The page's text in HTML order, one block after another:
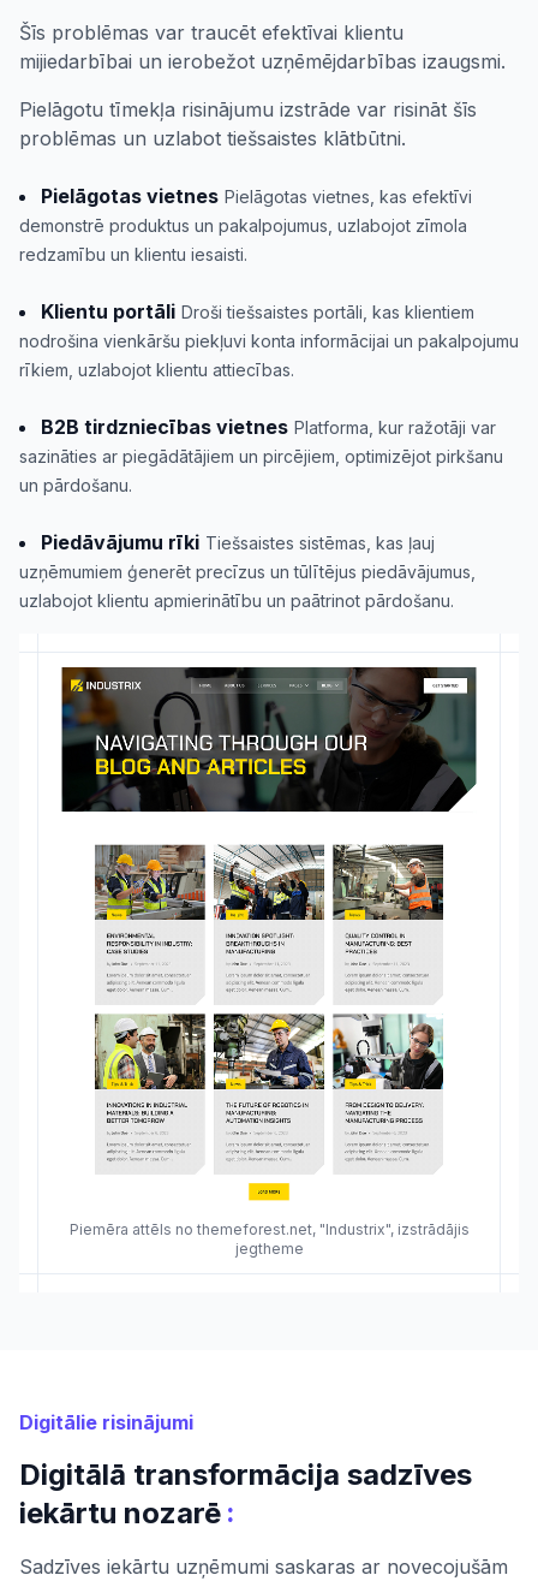
Piemēra attēls no themeforest.net, "Industrix", izstrādājis
jegtheme
Šīs problēmas var traucēt efektīvai klientu
mijiedarbībai un ierobežot uzņēmējdarbības izaugsmi.
Pielāgotu tīmekļa risinājumu izstrāde var risināt šīs
problēmas un uzlabot tiešsaistes klātbūtni.
Pielāgotas vietnes Pielāgotas vietnes, kas efektīvi
demonstrē produktus un pakalpojumus, uzlabojot zīmola
redzamību un klientu iesaisti.
Klientu portāli Droši tiešsaistes portāli, kas klientiem
nodrošina vienkāršu piekļuvi konta informācijai un pakalpojumu
rīkiem, uzlabojot klientu attiecības.
B2B tirdzniecības vietnes Platforma, kur ražotāji var
sazināties ar piegādātājiem un pircējiem, optimizējot pirkšanu
un pārdošanu.
Piedāvājumu rīki Tiešsaistes sistēmas, kas ļauj
uzņēmumiem ģenerēt precīzus un tūlītējus piedāvājumus,
uzlabojot klientu apmierinātību un paātrinot pārdošanu.
Digitālie risinājumi
Digitālā transformācija sadzīves
iekārtu nozarē :
Sadzīves iekārtu uzņēmumi saskaras ar novecojušām